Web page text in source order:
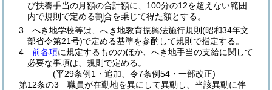
び扶養手当の月額の合計額に、100分の12を超えない範囲
内で規則で定める割合を乗じて得た額とする。
3
へき地学校等は、 へき
❜❜
地教育振興法施行規則 (昭和34年文
部省令第21号)で定める基準を参酌して規則で指定する。
4
前各項に規定するもののほか、へき地手当の支給に関して
必要な事項は、規則で定める。
(平29条例1・追加、令7条例54・一部改正)
第12条の3
職員が在勤地を異にして異動し、当該異動に伴